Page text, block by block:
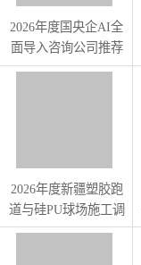
2026年度国央企AI全
面导入咨询公司推荐
2026年度新疆塑胶跑
道与硅PU球场施工调
研报告